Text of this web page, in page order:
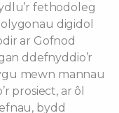
fethodoleg
digidol
ar Gofnod
ddefnyddio’r
mewn mannau
prosiect, ar ôl
bydd